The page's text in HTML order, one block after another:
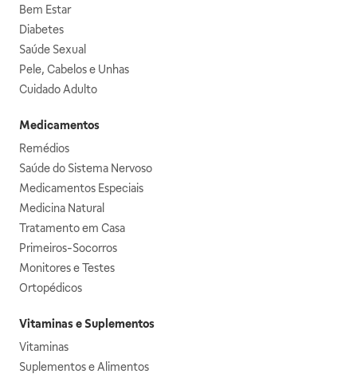
Bem Estar
Diabetes
Saúde Sexual
Pele, Cabelos e Unhas
Cuidado Adulto
Medicamentos
Remédios
Saúde do Sistema Nervoso
Medicamentos Especiais
Medicina Natural
Tratamento em Casa
Primeiros-Socorros
Monitores e Testes
Ortopédicos
Vitaminas e Suplementos
Vitaminas
Suplementos e Alimentos